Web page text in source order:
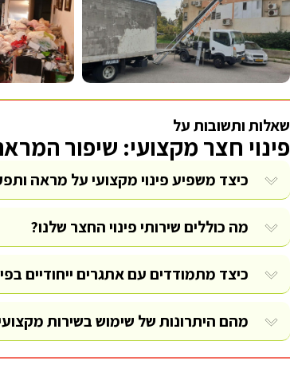
שאלות ותשובות על
פינוי חצר מקצועי: שיפור
כיצד משפיע פינוי מקצועי על מראה
מה כוללים שירותי פינוי החצר שלנו?
כיצד מתמודדים עם אתגרים ייחודיים
מהם היתרונות של שימוש בשירות